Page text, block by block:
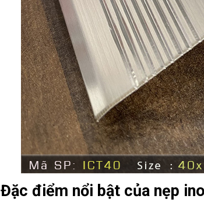
Đặc điểm nổi bật của nẹp